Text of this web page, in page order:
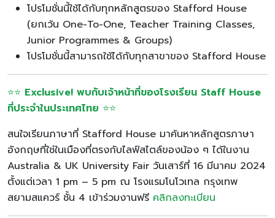
โปรโมชั่นนี้ใช้ได้กับทุกหลักสูตรของ Stafford House
(ยกเว้น One-To-One, Teacher Training Classes,
Junior Programmes & Groups)
โปรโมชั่นนี้สามารถใช้ได้กับทุกสาขาของ Stafford House
⭐⭐ Exclusive! พบกับเจ้าหน้าที่ของโรงเรียน Staff House
ที่ประจำในประเทศไทย ⭐⭐
สนใจเรียนภาษาที่ Stafford House มาค้นหาหลักสูตรภาษา
อังกฤษที่ใช่ในเมืองที่ตรงกับไลฟ์สไตล์ของน้อง ๆ ได้ในงาน
Australia & UK University Fair วันเสาร์ที่ 16 มีนาคม 2024
ตั้งแต่เวลา 1 pm – 5 pm ณ โรงแรมโนโวเทล กรุงเทพ
สยามสแควร์ ชั้น 4 เข้าร่วมงานฟรี คลิกลงทะเบียน